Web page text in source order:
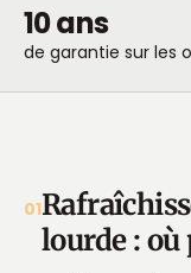
10 ans
de garantie sur les
01
lourde : où